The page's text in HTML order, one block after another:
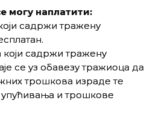
могу наплатити:
садржи тражену
који садржи тражену
се уз обавезу тражиоца да
трошкова израде те
упућивања и трошкове